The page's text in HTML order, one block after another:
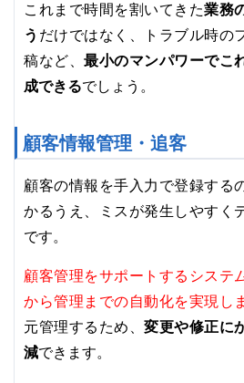
これまで時間を割いてきた業務
う だけではなく、トラブル時の
稿など、最小のマンパワーでこ
成できるでしょう。
顧客情報管理・追客
顧客の情報を手入力で登録する
かるうえ、ミスが発生しやすく
です。
顧客管理をサポートするシステ
から管理までの自動化を実現し
元管理するため、変更や修正に
減できます。